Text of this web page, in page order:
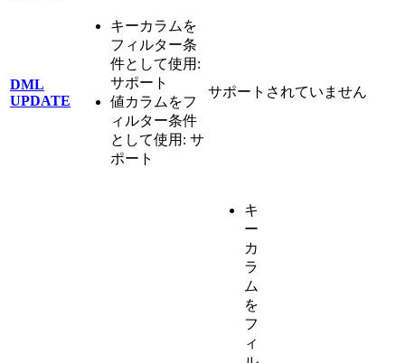
DML
UPDATE
キーカラムを
フィルター条
件として使用:
サポート
値カラムをフ
ィルター条件
として使用: サ
ポート
サポートされていません
キ
ー
カ
ラ
ム
を
フ
ィ